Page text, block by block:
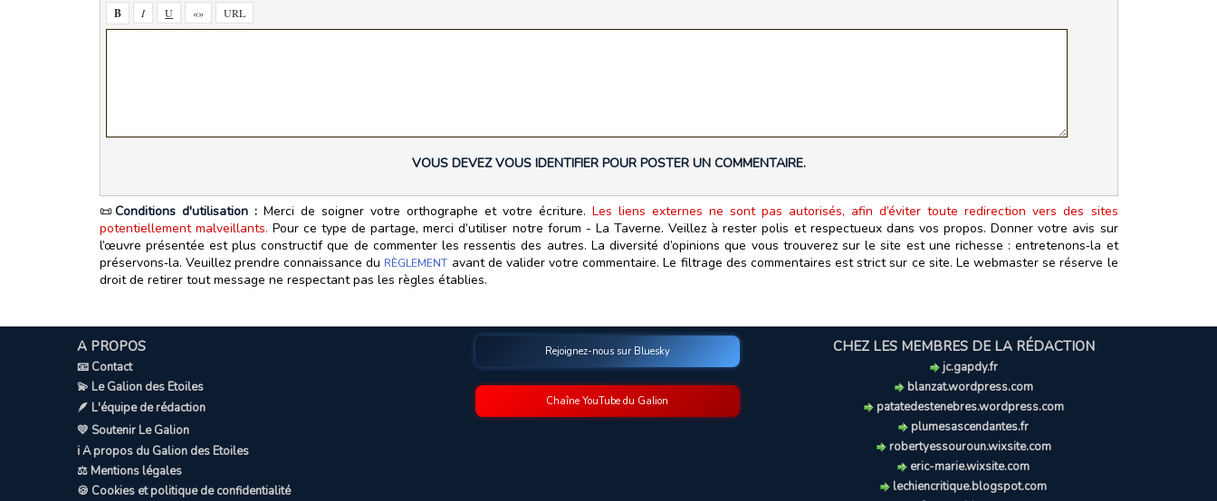
VOUS DEVEZ VOUS IDENTIFIER POUR POSTER UN COMMENTAIRE.
📜Conditions d'utilisation :Merci de soigner votre orthographe et votre écriture.Les liens externes ne sont pas autorisés, afin d’éviter toute redirection vers des sites
potentiellement malveillants. Pour ce type de partage, merci d’utiliser notre forum - La Taverne. Veillez à rester polis et respectueux dans vos propos. Donner votre avis sur
l’œuvre présentée est plus constructif que de commenter les ressentis des autres. La diversité d’opinions que vous trouverez sur le site est une richesse : entretenons‑la et
préservons‑la. Veuillez prendre connaissance du RÈGLEMENT avant de valider votre commentaire. Le filtrage des commentaires est strict sur ce site. Le webmaster se réserve le
droit de retirer tout message ne respectant pas les règles établies.
A PROPOS
📧 Contact
💫 Le Galion des Etoiles
🪶 L'équipe de rédaction
💛 Soutenir Le Galion
ℹ️ A propos du Galion des Etoiles
⚖️ Mentions légales
🍪 Cookies et politique de confidentialité
Rejoignez-nous sur Bluesky
Chaîne YouTube du Galion
CHEZ LES MEMBRES DE LA RÉDACTION
jc.gapdy.fr
blanzat.wordpress.com
patatedestenebres.wordpress.com
plumesascendantes.fr
robertyessouroun.wixsite.com
eric-marie.wixsite.com
lechiencritique.blogspot.com